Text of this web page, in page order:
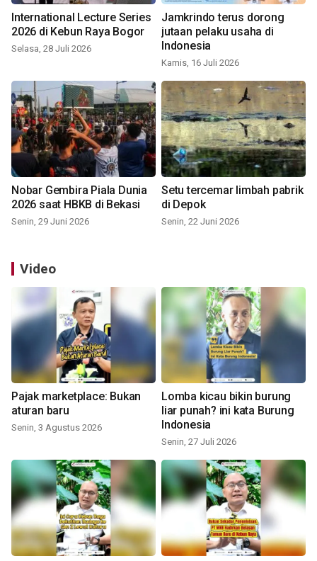
International Lecture Series
2026 di Kebun Raya Bogor
Selasa, 28 Juli 2026
Jamkrindo terus dorong
jutaan pelaku usaha di
Indonesia
Kamis, 16 Juli 2026
Nobar Gembira Piala Dunia
2026 saat HBKB di Bekasi
Senin, 29 Juni 2026
Setu tercemar limbah pabrik
di Depok
Senin, 22 Juni 2026
Video
Pajak marketplace: Bukan
aturan baru
Senin, 3 Agustus 2026
Lomba kicau bikin burung
liar punah? ini kata Burung
Indonesia
Senin, 27 Juli 2026